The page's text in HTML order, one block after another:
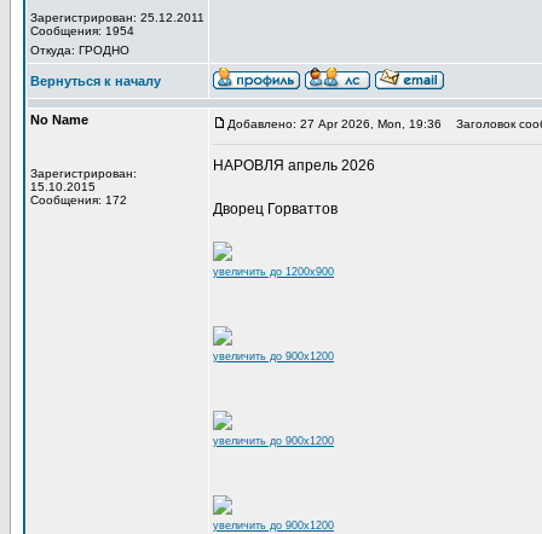
Зарегистрирован: 25.12.2011
Сообщения: 1954
Откуда: ГРОДНО
Вернуться к началу
No Name
Зарегистрирован:
15.10.2015
Сообщения: 172
Добавлено: 27 Apr 2026, Mon, 19:36 Заголовок
НАРОВЛЯ апрель 2026
Дворец Горваттов
увеличить до 1200x900
увеличить до 900x1200
увеличить до 900x1200
увеличить до 900x1200